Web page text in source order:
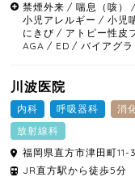
禁煙外来
喘息（咳）
小児アレルギー
小児
にきび
アトピー性皮
AGA
ED バイアグラ
川波医院
内科 呼吸器科 消
放射線科
福岡県直方市津田町11-
JR直方駅から徒歩5分